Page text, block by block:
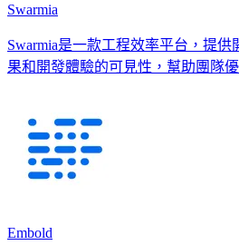
Swarmia
Swarmia是一款工程效率平台，提
果和開發體驗的可見性，幫助團隊
Embold